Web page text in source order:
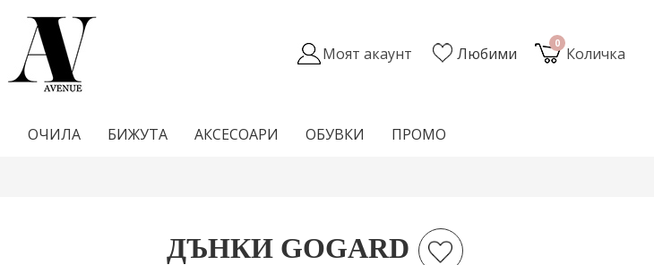
0
Количка
Любими
Моят акаунт
ОЧИЛА БИЖУТА АКСЕСОАРИ ОБУВКИ ПРОМО
ДЪНКИ GOGARD